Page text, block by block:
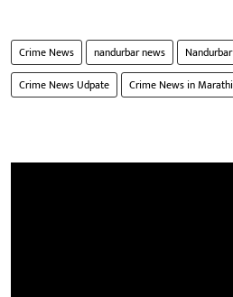
Crime News nandurbar news Nandurbar
Crime News Udpate
Crime News in Marathi